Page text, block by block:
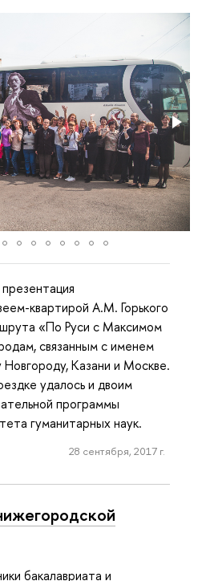
квартирой А.М. Горького
«По Руси с Максимом
связанным с именем
Казани и Москве.
удалось и двоим
программы
гуманитарных наук.
28 сентября, 2017 г.
бакалавриата и